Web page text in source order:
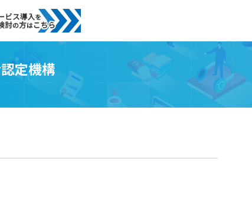
定機構